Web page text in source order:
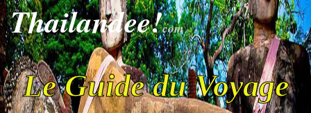
Thailandee!com
Le Guide du Voyage